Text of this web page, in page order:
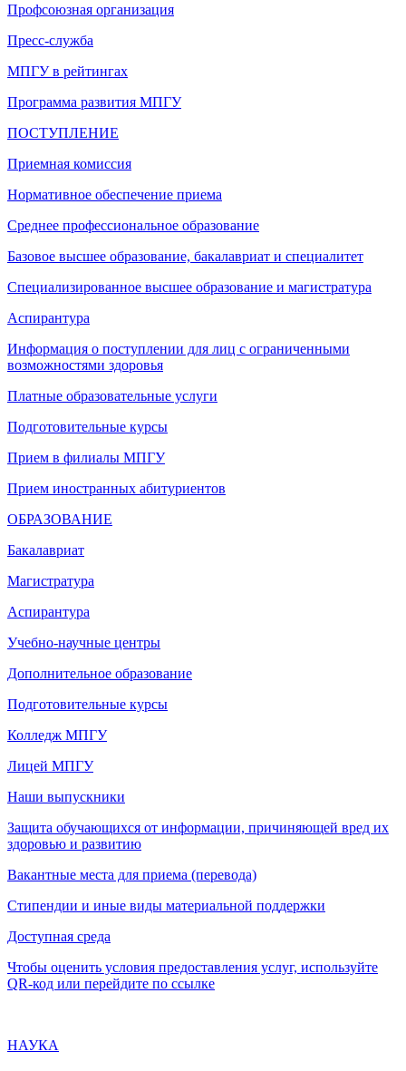
Профсоюзная организация
Пресс-служба
МПГУ в рейтингах
Программа развития МПГУ
ПОСТУПЛЕНИЕ
Приемная комиссия
Нормативное обеспечение приема
Среднее профессиональное образование
Базовое высшее образование, бакалавриат и специалитет
Специализированное высшее образование и магистратура
Аспирантура
Информация о поступлении для лиц с ограниченными
возможностями здоровья
Платные образовательные услуги
Подготовительные курсы
Прием в филиалы МПГУ
Прием иностранных абитуриентов
ОБРАЗОВАНИЕ
Бакалавриат
Магистратура
Аспирантура
Учебно-научные центры
Дополнительное образование
Подготовительные курсы
Колледж МПГУ
Лицей МПГУ
Наши выпускники
Защита обучающихся от информации, причиняющей вред их
здоровью и развитию
Вакантные места для приема (перевода)
Стипендии и иные виды материальной поддержки
Доступная среда
Чтобы оценить условия предоставления услуг, используйте
QR-код или перейдите по ссылке
НАУКА